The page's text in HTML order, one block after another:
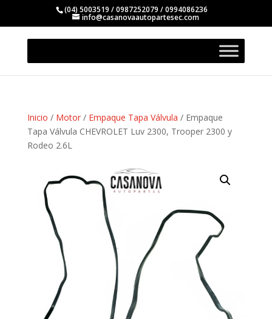
(04) 5003519 / 0987252079 / 0994086236
info@casanovaautopartesec.com
Inicio / Motor/ Empaque Tapa Válvula / Empaque
Tapa Válvula CHEVROLET Luv 2300, Trooper 2300 y
Rodeo 2.6L